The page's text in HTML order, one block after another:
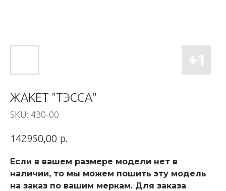
ЖАКЕТ "ТЭССА"
SKU: 430-00
142950,00 р.
Если в вашем размере модели нет в
наличии, то мы можем пошить эту модель
на заказ по вашим меркам. Для заказа